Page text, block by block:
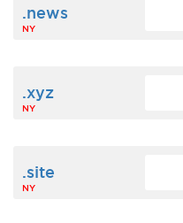
.news
NY
.xyz
NY
.site
NY